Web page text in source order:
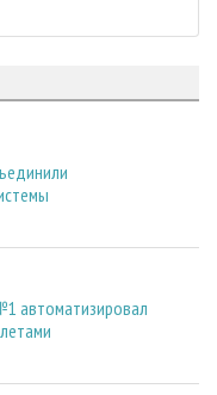
автоматизировал